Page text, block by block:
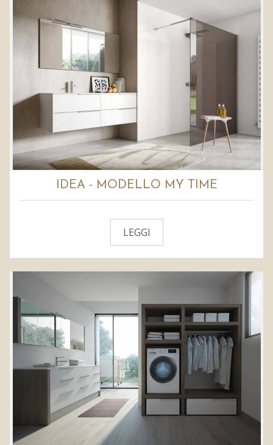
IDEA - MODELLO MY TIME
LEGGI